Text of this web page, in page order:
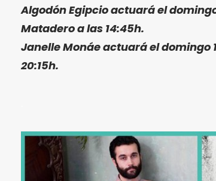
Algodón Egipcioactuará el
Matadero a las 14:45h.
Janelle Monáeactuará el domingo
20:15h.